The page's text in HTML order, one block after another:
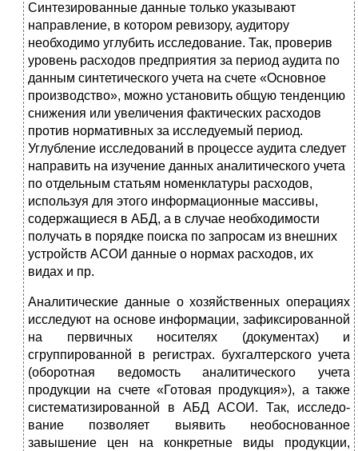
Синтезированные данные только указывают
направление, в котором ревизо­ру, аудитору
необходимо углубить исследование. Так, про­верив
уровень расходов предприятия за период аудита по
данным синтетического учета на счете «Основное
произ­водство», можно установить общую тенденцию
снижения или увеличения фактических расходов
против норматив­ных за исследуемый период.
Углубление исследований в процессе аудита следует
направить на изучение данных ана­литического учета
по отдельным статьям номенклатуры расходов,
используя для этого информационные массивы,
содержащиеся в АБД, а в случае необходимости
получать в порядке поиска по запросам из внешних
устройств АСОИ данные о нормах расходов, их
видах и пр.
Аналитические данные о хозяйственных операциях
ис­следуют на основе информации, зафиксированной
на пер­вичных носителях (документах) и
сгруппированной в ре­гистрах. бухгалтерского учета
(оборотная ведомость анали­тического учета
продукции на счете «Готовая продукция»), а также
систематизированной в АБД АСОИ. Так, исследо­
вание позволяет выявить необоснованное
завышение цен на конкретные виды продукции,